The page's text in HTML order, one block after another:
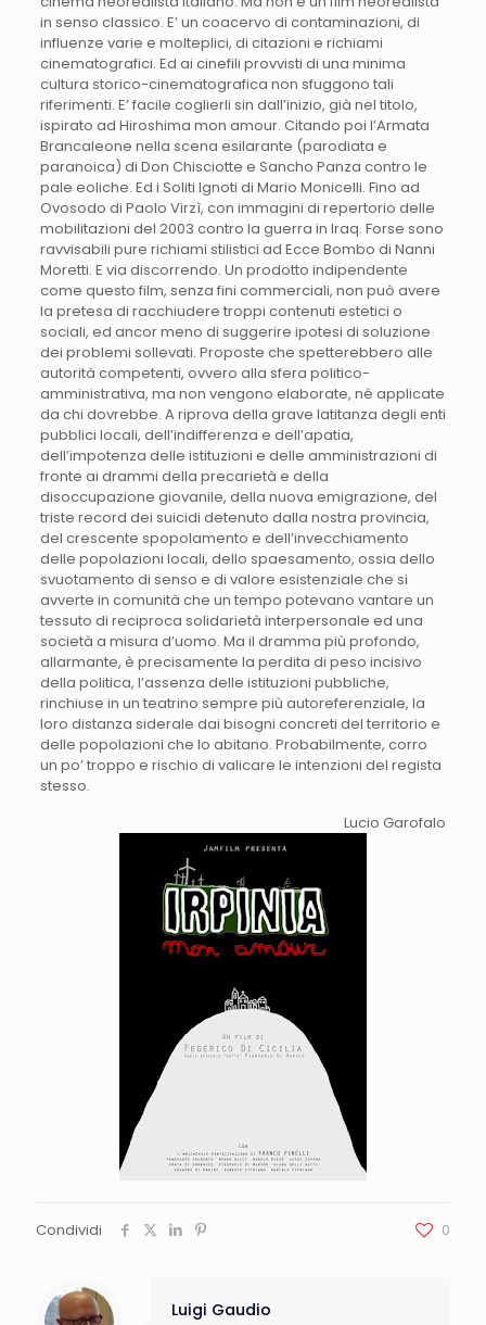
in senso classico. E’ un coacervo di contaminazioni, di
influenze varie e molteplici, di citazioni e richiami
cinematografici. Ed ai cinefili provvisti di una minima
cultura storico-cinematografica non sfuggono tali
riferimenti. E’ facile coglierli sin dall’inizio, già nel titolo,
ispirato ad Hiroshima mon amour. Citando poi l’Armata
Brancaleone nella scena esilarante (parodiata e
paranoica) di Don Chisciotte e Sancho Panza contro le
pale eoliche. Ed i Soliti Ignoti di Mario Monicelli. Fino ad
Ovosodo di Paolo Virzì, con immagini di repertorio delle
mobilitazioni del 2003 contro la guerra in Iraq. Forse sono
ravvisabili pure richiami stilistici ad Ecce Bombo di Nanni
Moretti. E via discorrendo. Un prodotto indipendente
come questo film, senza fini commerciali, non può avere
la pretesa di racchiudere troppi contenuti estetici o
sociali, ed ancor meno di suggerire ipotesi di soluzione
dei problemi sollevati. Proposte che spetterebbero alle
autorità competenti, ovvero alla sfera politico-
amministrativa, ma non vengono elaborate, né applicate
da chi dovrebbe. A riprova della grave latitanza degli enti
pubblici locali, dell’indifferenza e dell’apatia,
dell’impotenza delle istituzioni e delle amministrazioni di
fronte ai drammi della precarietà e della
disoccupazione giovanile, della nuova emigrazione, del
triste record dei suicidi detenuto dalla nostra provincia,
del crescente spopolamento e dell’invecchiamento
delle popolazioni locali, dello spaesamento, ossia dello
svuotamento di senso e di valore esistenziale che si
avverte in comunità che un tempo potevano vantare un
tessuto di reciproca solidarietà interpersonale ed una
società a misura d’uomo. Ma il dramma più profondo,
allarmante, è precisamente la perdita di peso incisivo
della politica, l’assenza delle istituzioni pubbliche,
rinchiuse in un teatrino sempre più autoreferenziale, la
loro distanza siderale dai bisogni concreti del territorio e
delle popolazioni che lo abitano. Probabilmente, corro
un po’ troppo e rischio di valicare le intenzioni del regista
stesso.
Lucio Garofalo
Condividi 0
Luigi Gaudio